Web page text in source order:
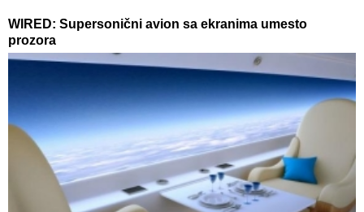
WIRED: Supersonični avion sa ekranima umesto
prozora